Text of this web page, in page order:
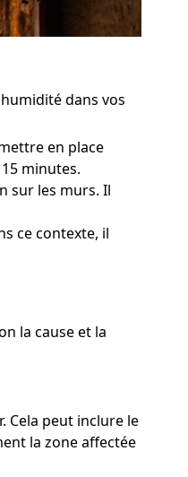
dans vos
en place
minutes.
sur les murs. Il
ce contexte, il
la cause et la
Cela peut inclure le
la zone affectée